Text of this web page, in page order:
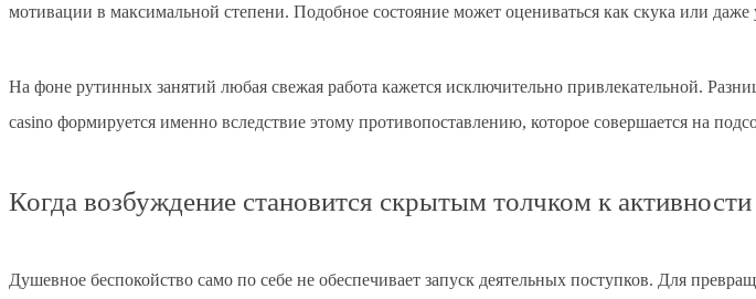
мотивации в максимальной степени. Подобное состояние может оцениваться как скука или
На фоне рутинных занятий любая свежая работа кажется исключительно привлекательной.
casino формируется именно вследствие этому противопоставлению, которое совершается на
Когда возбуждение становится скрытым толчком к активности
Душевное беспокойство само по себе не обеспечивает запуск деятельных поступков. Для